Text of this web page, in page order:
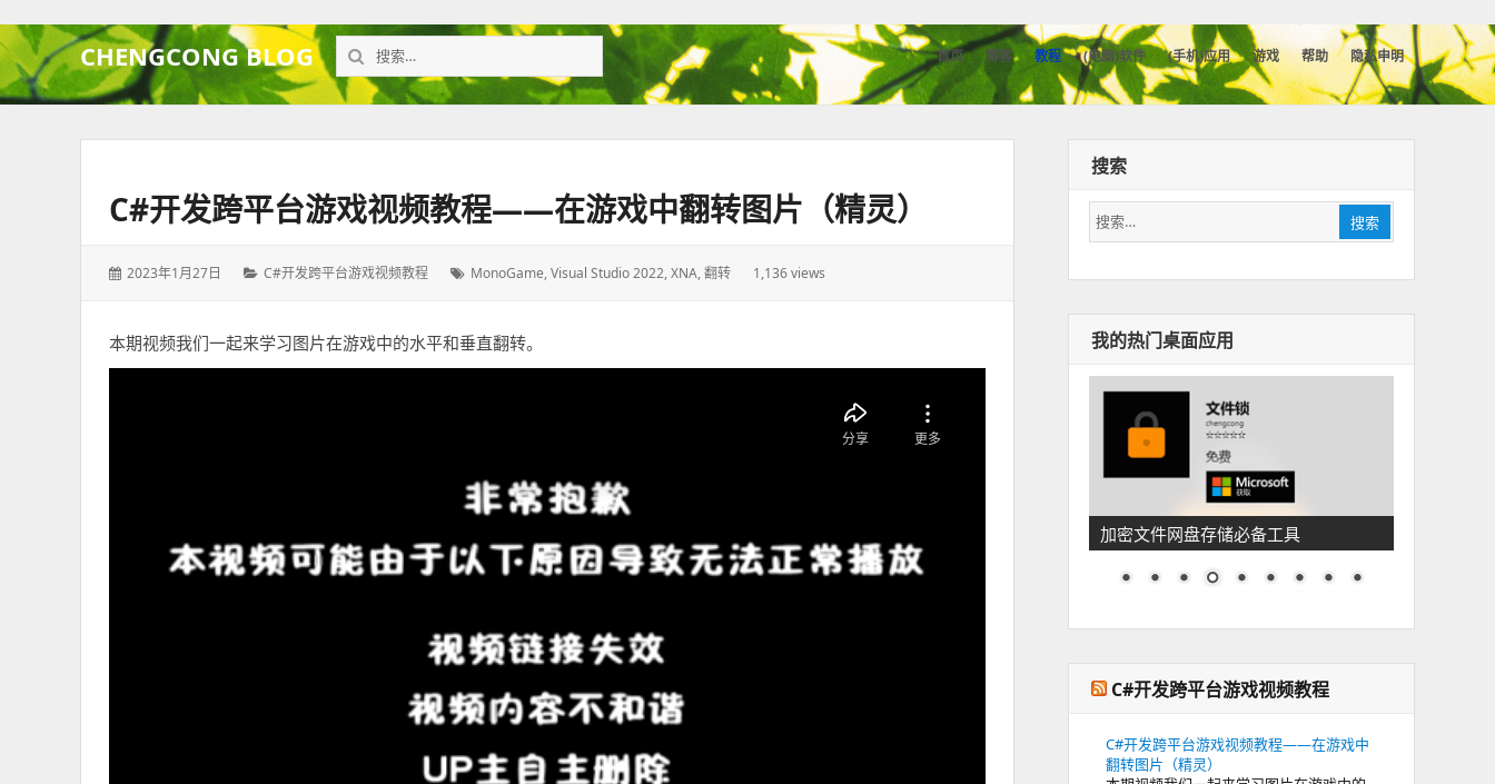
CHENGCONG BLOG
搜
索：
首页 博客 教程 (电脑)软件 (手机)应用 游戏 帮助 隐私申明
C#开发跨平台游戏视频教程——在游戏中翻转图片（精灵）
发
2023年1月27日
分
C#开发跨平台游戏视频教程
标
MonoGame,Visual Studio 2022,XNA,翻转 1,136 views
本期视频我们一起来学习图片在游戏中的水平和垂直翻转。
搜索
搜
索：
搜索
我的热门桌面应用
加密文件网盘存储必备工具
C#开发跨平台游戏视频教程
C#开发跨平台游戏视频教程——在游戏中
翻转图片（精灵）